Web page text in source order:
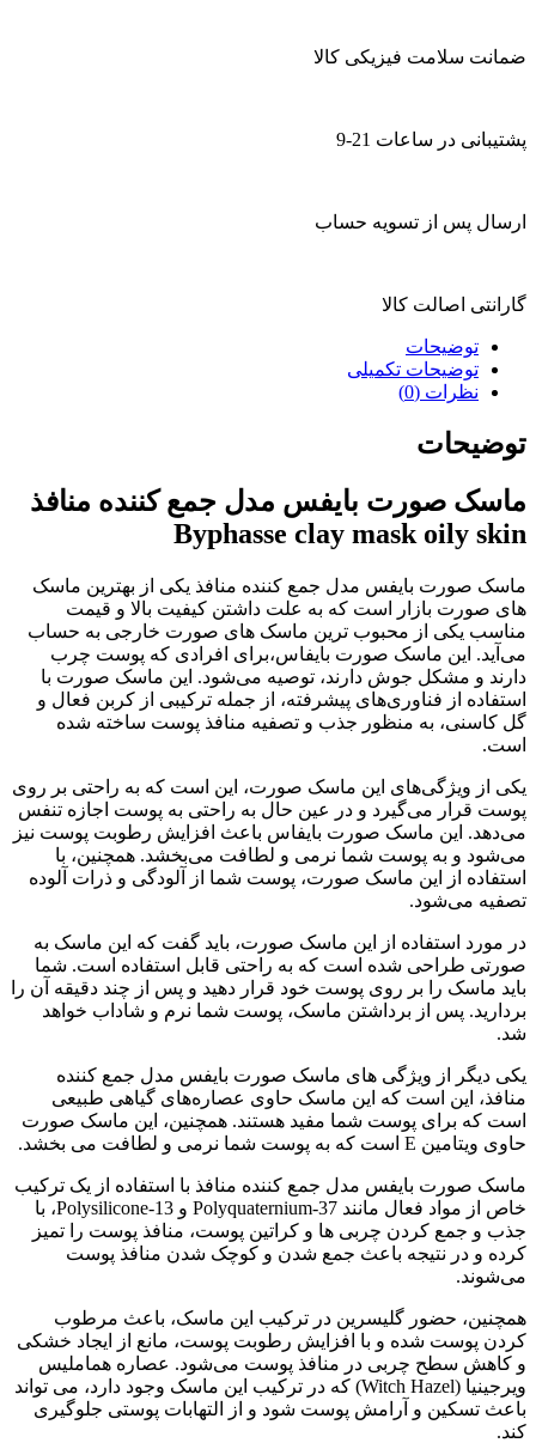
ضمانت سلامت فیزیکی کالا
پشتیبانی در ساعات 21-9
ارسال پس از تسویه حساب
گارانتی اصالت کالا
توضیحات
توضیحات تکمیلی
نظرات (0)
توضیحات
ماسک صورت بایفس مدل جمع کننده منافذ
Byphasse clay mask oily skin
ماسک صورت بایفس مدل جمع کننده منافذ یکی از بهترین ماسک
های صورت بازار است که به علت داشتن کیفیت بالا و قیمت
مناسب یکی از محبوب ترین ماسک های صورت خارجی به حساب
می‌آید. این ماسک صورت بایفاس،برای افرادی که پوست چرب
دارند و مشکل جوش دارند، توصیه می‌شود. این ماسک صورت با
استفاده از فناوری‌های پیشرفته، از جمله ترکیبی از کربن فعال و
گل کاسنی، به منظور جذب و تصفیه منافذ پوست ساخته شده
است.
یکی از ویژگی‌های این ماسک صورت، این است که به راحتی بر روی
پوست قرار می‌گیرد و در عین حال به راحتی به پوست اجازه تنفس
می‌دهد. این ماسک صورت بایفاس باعث افزایش رطوبت پوست نیز
می‌شود و به پوست شما نرمی و لطافت می‌بخشد. همچنین، با
استفاده از این ماسک صورت، پوست شما از آلودگی و ذرات آلوده
تصفیه می‌شود.
در مورد استفاده از این ماسک صورت، باید گفت که این ماسک به
صورتی طراحی شده است که به راحتی قابل استفاده است. شما
باید ماسک را بر روی پوست خود قرار دهید و پس از چند دقیقه آن را
بردارید. پس از برداشتن ماسک، پوست شما نرم و شاداب خواهد
شد.
یکی دیگر از ویژگی های ماسک صورت بایفس مدل جمع کننده
منافذ، این است که این ماسک حاوی عصاره‌های گیاهی طبیعی
است که برای پوست شما مفید هستند. همچنین، این ماسک صورت
حاوی ویتامین E است که به پوست شما نرمی و لطافت می بخشد.
ماسک صورت بایفس مدل جمع کننده منافذ با استفاده از یک ترکیب
خاص از مواد فعال مانند Polyquaternium-37 و Polysilicone-13، با
جذب و جمع کردن چربی ها و کراتین پوست، منافذ پوست را تمیز
کرده و در نتیجه باعث جمع شدن و کوچک شدن منافذ پوست
می‌شوند.
همچنین، حضور گلیسرین در ترکیب این ماسک، باعث مرطوب
کردن پوست شده و با افزایش رطوبت پوست، مانع از ایجاد خشکی
و کاهش سطح چربی در منافذ پوست می‌شود. عصاره هماملیس
ویرجینیا (Witch Hazel) که در ترکیب این ماسک وجود دارد، می تواند
باعث تسکین و آرامش پوست شود و از التهابات پوستی جلوگیری
کند.